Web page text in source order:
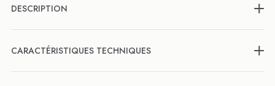
DESCRIPTION
CARACTÉRISTIQUES TECHNIQUES